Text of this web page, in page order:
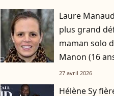
Laure
plus grand
maman solo
Manon (16
Sacha (5 ans)
27 avril 2026
Hélène Sy